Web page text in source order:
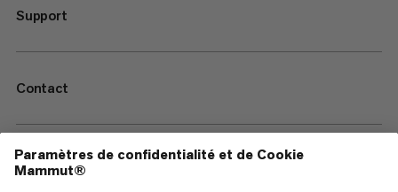
Support
Contact